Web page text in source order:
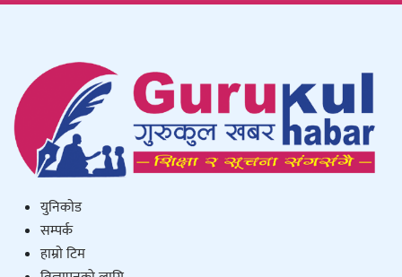
युनिकाेड
सम्पर्क
हाम्राे टिम